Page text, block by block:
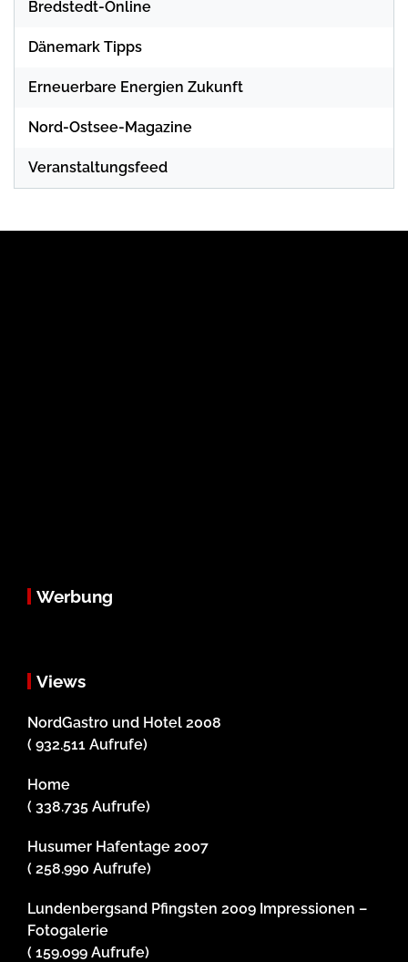
Bredstedt-Online
Dänemark Tipps
Erneuerbare Energien Zukunft
Nord-Ostsee-Magazine
Veranstaltungsfeed
Werbung
Views
NordGastro und Hotel 2008
( 932.511 Aufrufe)
Home
( 338.735 Aufrufe)
Husumer Hafentage 2007
( 258.990 Aufrufe)
Lundenbergsand Pfingsten 2009 Impressionen –
Fotogalerie
( 159.099 Aufrufe)